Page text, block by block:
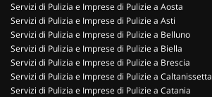
Servizi di Pulizia e Imprese di Pulizie a Aosta
Servizi di Pulizia e Imprese di Pulizie a Asti
Servizi di Pulizia e Imprese di Pulizie a Belluno
Servizi di Pulizia e Imprese di Pulizie a Biella
Servizi di Pulizia e Imprese di Pulizie a Brescia
Servizi di Pulizia e Imprese di Pulizie a Caltanissetta
Servizi di Pulizia e Imprese di Pulizie a Catania